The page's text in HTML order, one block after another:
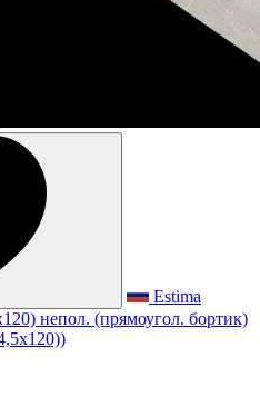
Estima
непол. (прямоугол. бортик)